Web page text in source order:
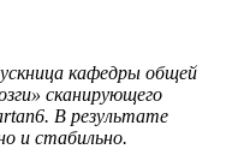
кафедры общей
сканирующего
В результате
и стабильно.